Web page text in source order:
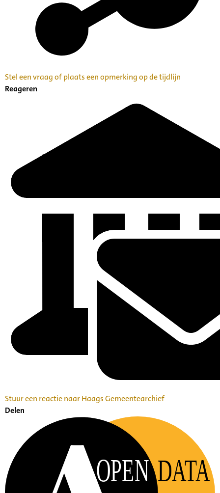
Stel een vraag of plaats een opmerking op de tijdlijn
Reageren
Stuur een reactie naar Haags Gemeentearchief
Delen
OPEN DATA